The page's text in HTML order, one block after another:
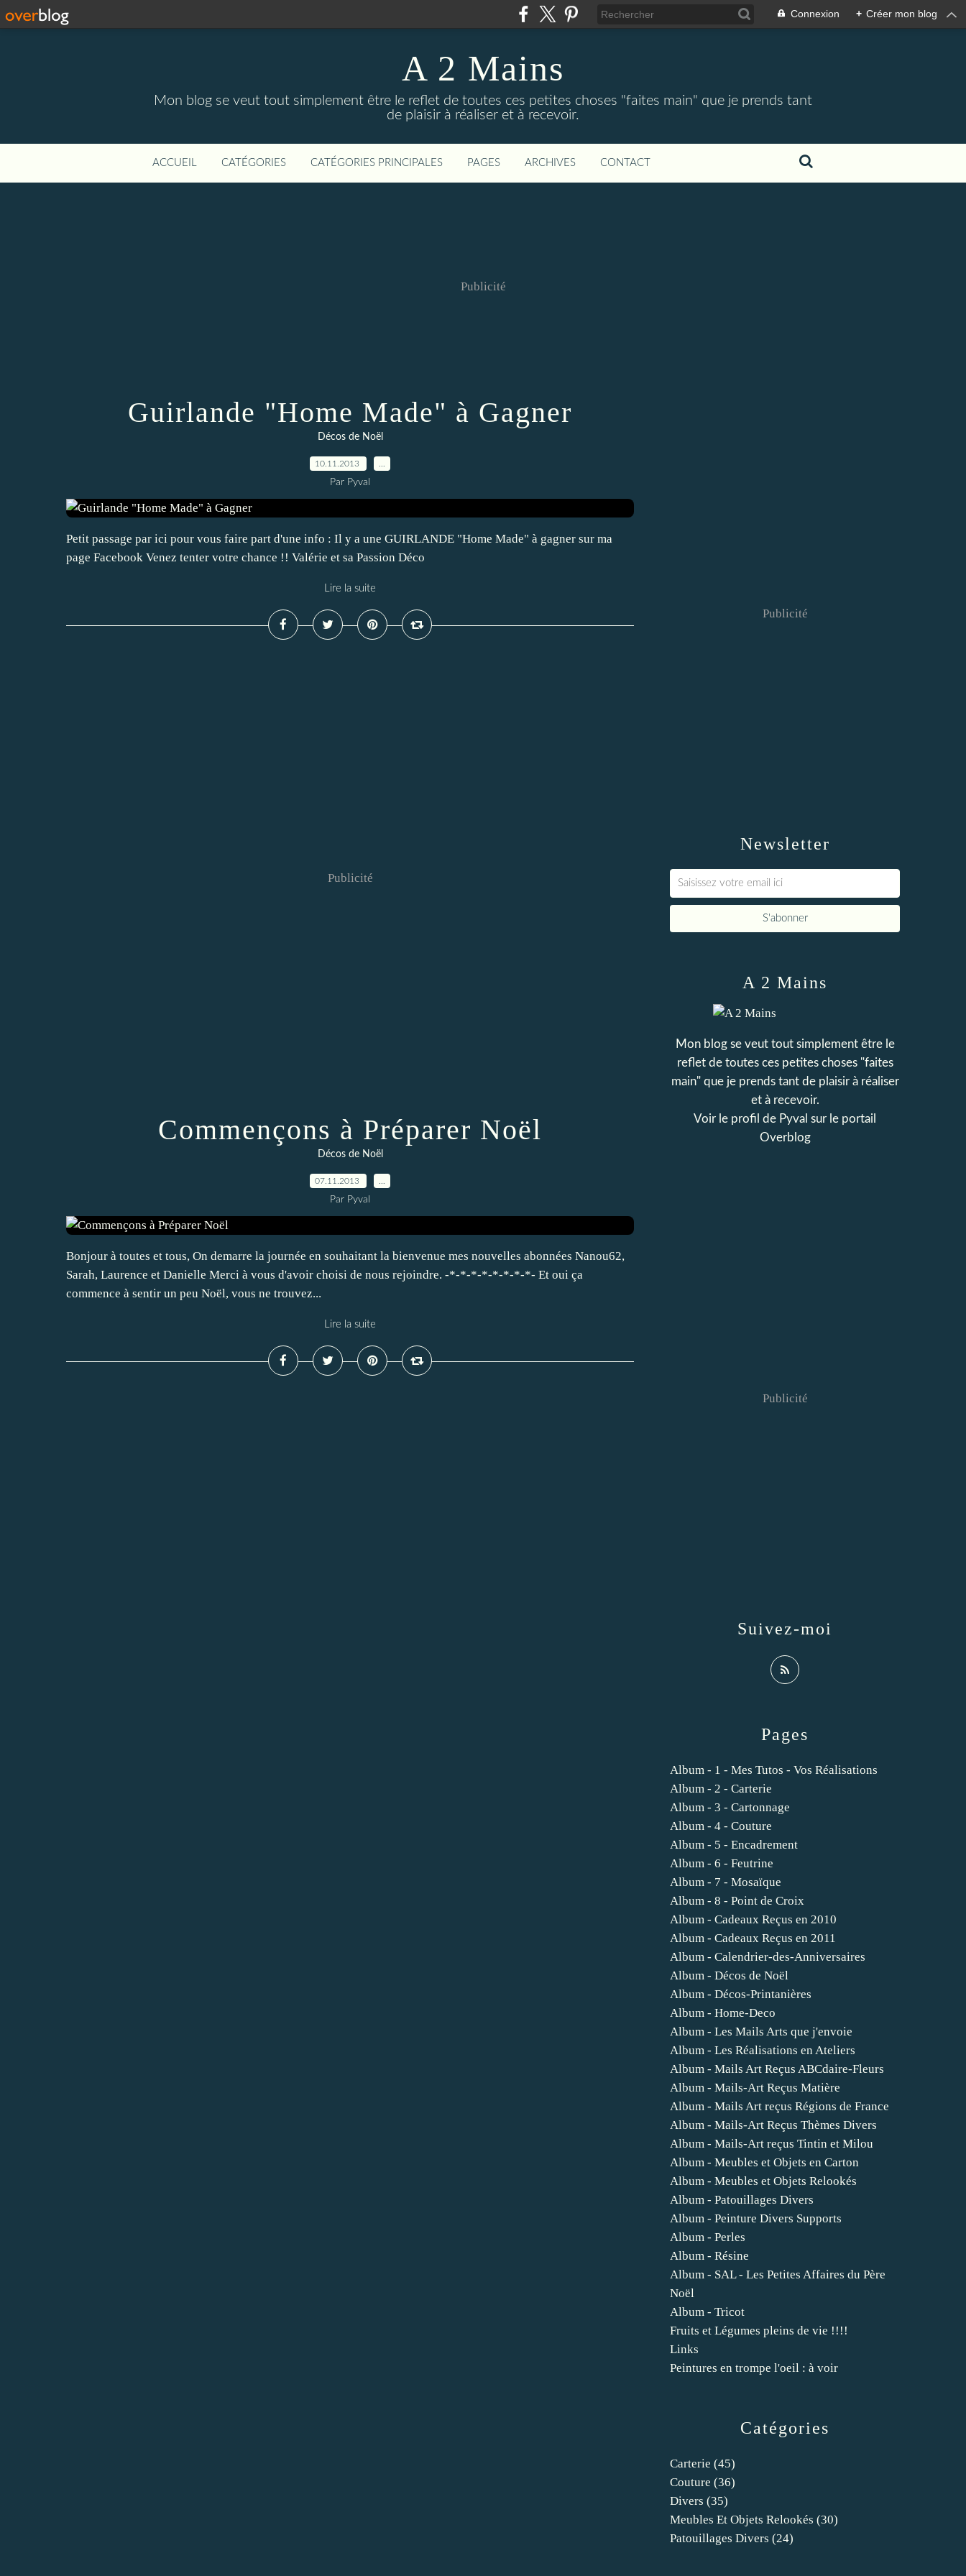
Connexion + Créer mon blog
A 2 Mains
Mon blog se veut tout simplement être le reflet de toutes ces petites choses "faites main" que je prends tant
de plaisir à réaliser et à recevoir.
ACCUEIL CATÉGORIES CATÉGORIES PRINCIPALES PAGES ARCHIVES CONTACT
Publicité
Guirlande "Home Made" à Gagner
Décos de Noël
10.11.2013
Par Pyval
Petit passage par ici pour vous faire part d'une info : Il y a une GUIRLANDE "Home Made" à gagner sur ma
page Facebook Venez tenter votre chance !! Valérie et sa Passion Déco
Lire la suite
Publicité
Commençons à Préparer Noël
Décos de Noël
07.11.2013
Par Pyval
Bonjour à toutes et tous, On demarre la journée en souhaitant la bienvenue mes nouvelles abonnées Nanou62,
Sarah, Laurence et Danielle Merci à vous d'avoir choisi de nous rejoindre. -*-*-*-*-*-*-*-*- Et oui ça
commence à sentir un peu Noël, vous ne trouvez...
Lire la suite
Newsletter
Publicité
Catégories
Carterie (45)
Couture (36)
Divers (35)
Meubles Et Objets Relookés (30)
Patouillages Divers (24)
Pages
Album - 1 - Mes Tutos - Vos Réalisations
Album - 2 - Carterie
Album - 3 - Cartonnage
Album - 4 - Couture
Album - 5 - Encadrement
Album - 6 - Feutrine
Album - 7 - Mosaïque
Album - 8 - Point de Croix
Album - Cadeaux Reçus en 2010
Album - Cadeaux Reçus en 2011
Album - Calendrier-des-Anniversaires
Album - Décos de Noël
Album - Décos-Printanières
Album - Home-Deco
Album - Les Mails Arts que j'envoie
Album - Les Réalisations en Ateliers
Album - Mails Art Reçus ABCdaire-Fleurs
Album - Mails-Art Reçus Matière
Album - Mails Art reçus Régions de France
Album - Mails-Art Reçus Thèmes Divers
Album - Mails-Art reçus Tintin et Milou
Album - Meubles et Objets en Carton
Album - Meubles et Objets Relookés
Album - Patouillages Divers
Album - Peinture Divers Supports
Album - Perles
Album - Résine
Album - SAL - Les Petites Affaires du Père
Noël
Album - Tricot
Fruits et Légumes pleins de vie !!!!
Links
Peintures en trompe l'oeil : à voir
A 2 Mains
Mon blog se veut tout simplement être le
reflet de toutes ces petites choses "faites
main" que je prends tant de plaisir à réaliser
et à recevoir.
Voir le profil de Pyval sur le portail
Overblog
Suivez-moi
Publicité